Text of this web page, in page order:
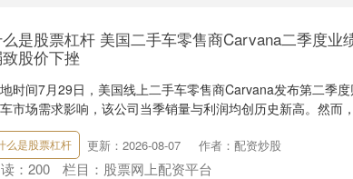
是股票杠杆 美国二手车零售商Carvana二季度业
股价下挫
时间7月29日，美国线上二手车零售商Carvana发布第二季
市场需求影响，该公司当季销量与利润均创历史新高。然而
么是股票杠杆 更新：2026-08-07 作者：配资炒股
： 200 栏目： 股票网上配资平台